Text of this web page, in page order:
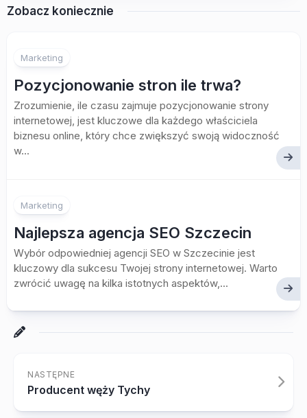
Zobacz koniecznie
Marketing
Pozycjonowanie stron ile trwa?
Zrozumienie, ile czasu zajmuje pozycjonowanie strony
internetowej, jest kluczowe dla każdego właściciela
biznesu online, który chce zwiększyć swoją widoczność
w...
Marketing
Najlepsza agencja SEO Szczecin
Wybór odpowiedniej agencji SEO w Szczecinie jest
kluczowy dla sukcesu Twojej strony internetowej. Warto
zwrócić uwagę na kilka istotnych aspektów,...
NASTĘPNE
Producent węży Tychy